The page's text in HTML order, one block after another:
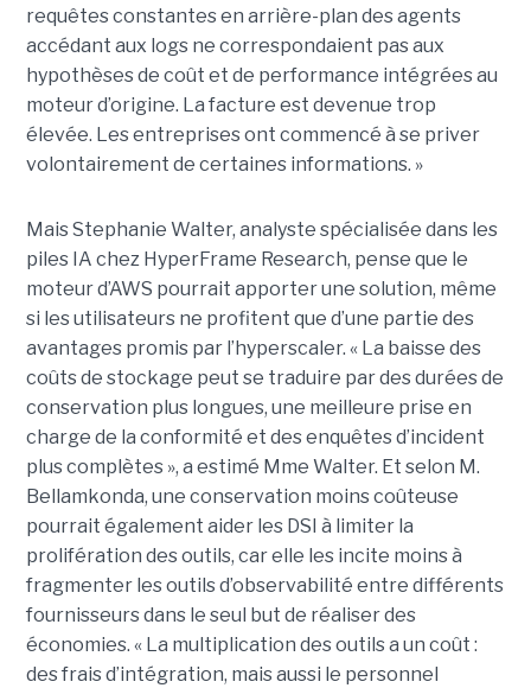
requêtes constantes en arrière-plan des agents
accédant aux logs ne correspondaient pas aux
hypothèses de coût et de performance intégrées au
moteur d’origine. La facture est devenue trop
élevée. Les entreprises ont commencé à se priver
volontairement de certaines informations. »
Mais Stephanie Walter, analyste spécialisée dans les
piles IA chez HyperFrame Research, pense que le
moteur d’AWS pourrait apporter une solution, même
si les utilisateurs ne profitent que d’une partie des
avantages promis par l’hyperscaler. « La baisse des
coûts de stockage peut se traduire par des durées de
conservation plus longues, une meilleure prise en
charge de la conformité et des enquêtes d’incident
plus complètes », a estimé Mme Walter. Et selon M.
Bellamkonda, une conservation moins coûteuse
pourrait également aider les DSI à limiter la
prolifération des outils, car elle les incite moins à
fragmenter les outils d’observabilité entre différents
fournisseurs dans le seul but de réaliser des
économies. « La multiplication des outils a un coût :
des frais d’intégration, mais aussi le personnel